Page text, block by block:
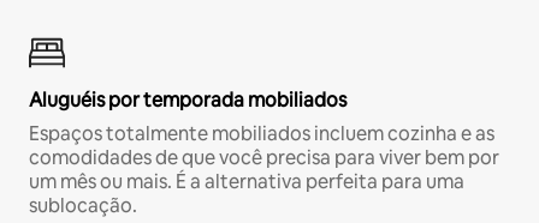
Aluguéis por temporada mobiliados
Espaços totalmente mobiliados incluem cozinha e as
comodidades de que você precisa para viver bem por
um mês ou mais. É a alternativa perfeita para uma
sublocação.